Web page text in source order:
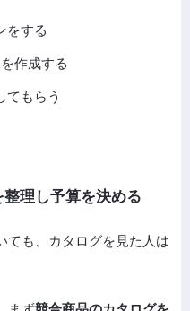
をする
作成する
てもらう
理し予算を決める
ても、カタログを見た人は